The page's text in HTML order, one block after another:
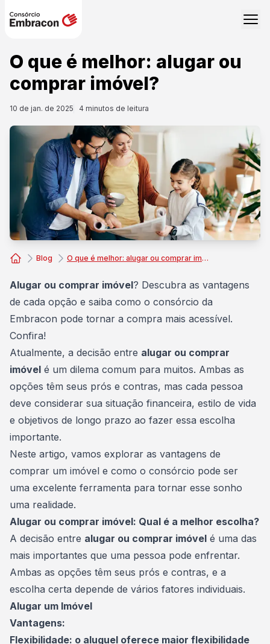
O que é melhor: alugar ou
comprar imóvel?
10 de jan. de 2025 4 minutos de leitura
Blog O que é melhor: alugar ou comprar imóvel?
Alugar ou comprar imóvel? Descubra as vantagens
de cada opção e saiba como o consórcio da
Embracon pode tornar a compra mais acessível.
Confira!
Atualmente, a decisão entre alugar ou comprar
imóvel é um dilema comum para muitos. Ambas as
opções têm seus prós e contras, mas cada pessoa
deve considerar sua situação financeira, estilo de vida
e objetivos de longo prazo ao fazer essa escolha
importante.
Neste artigo, vamos explorar as vantagens de
comprar um imóvel e como o consórcio pode ser
uma excelente ferramenta para tornar esse sonho
uma realidade.
Alugar ou comprar imóvel: Qual é a melhor escolha?
A decisão entre alugar ou comprar imóvel é uma das
mais importantes que uma pessoa pode enfrentar.
Ambas as opções têm seus prós e contras, e a
escolha certa depende de vários fatores individuais.
Alugar um Imóvel
Vantagens:
Flexibilidade: o aluguel oferece maior flexibilidade